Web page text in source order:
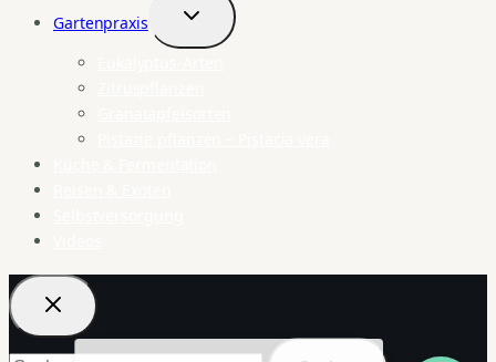
Gartenpraxis
Untermenü
umschalten
Suchen